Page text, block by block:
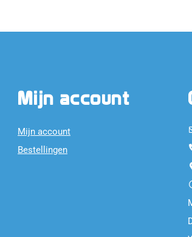
Mijn account
Mijn account
Bestellingen